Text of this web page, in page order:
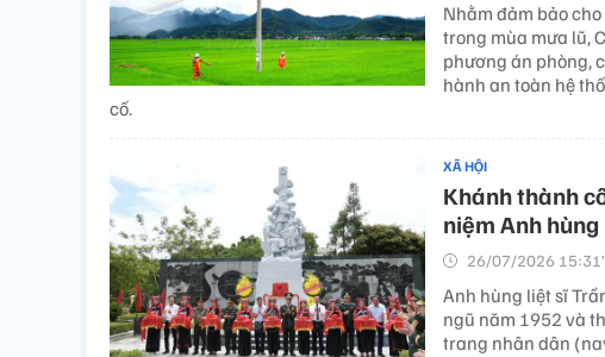
Nhằm đảm bảo
trong mùa mưa lũ,
phương án phòng,
hành an toàn hệ
cố.
XÃ HỘI
Khánh thành
niệm Anh
26/07/2026 15:31’
Anh hùng liệt sĩ
ngũ năm 1952 và
trang nhân dân